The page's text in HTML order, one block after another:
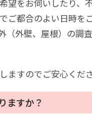
望をお伺いしたり、
ご都合のよい日時を
（外壁、屋根）の調
ますのでご安心くださ
ますか？